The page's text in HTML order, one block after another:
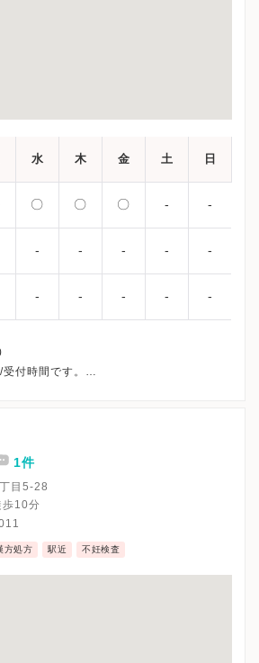
水 木 金 土 日
〇 〇 〇 - -
- - - - -
- - - - -
付時間です。
クHPを確認、または直接お問い合わせく
1件
目5-28
歩10分
方処方 駅近 不妊検査